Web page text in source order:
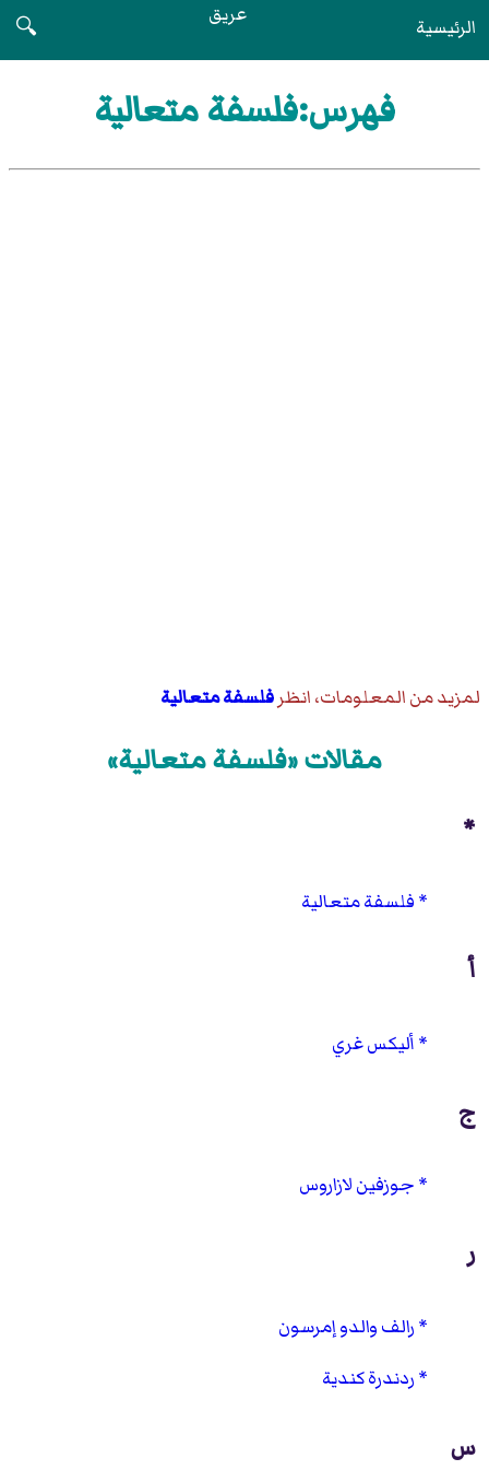
الرئيسية عريق
🔍
فهرس:فلسفة متعالية
لمزيد من المعلومات، انظرفلسفة متعالية
مقالات «فلسفة متعالية»
*
فلسفة متعالية
أ
أليكس غري
ج
جوزفين لازاروس
ر
رالف والدو إمرسون
ردندرة كندية
س